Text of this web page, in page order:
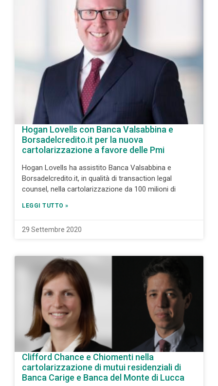
Hogan Lovells con Banca Valsabbina e
Borsadelcredito.it per la nuova
cartolarizzazione a favore delle Pmi
Hogan Lovells ha assistito Banca Valsabbina e
Borsadelcredito.it, in qualità di transaction legal
counsel, nella cartolarizzazione da 100 milioni di
LEGGI TUTTO »
29 Settembre 2020
Clifford Chance e Chiomenti nella
cartolarizzazione di mutui residenziali di
Banca Carige e Banca del Monte di Lucca